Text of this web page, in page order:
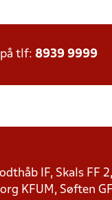
tlf: 8939 9999
IF, Skals FF
KFUM, Søften